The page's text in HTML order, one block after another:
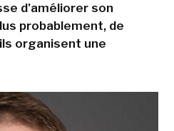
d'améliorer son
probablement, de
organisent une